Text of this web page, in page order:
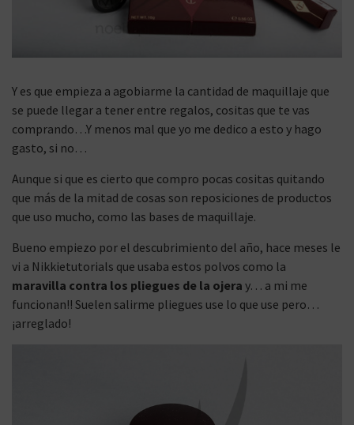
Y es que empieza a agobiarme la cantidad de maquillaje que
se puede llegar a tener entre regalos, cositas que te vas
comprando…Y menos mal que yo me dedico a esto y hago
gasto, si no…
Aunque si que es cierto que compro pocas cositas quitando
que más de la mitad de cosas son reposiciones de productos
que uso mucho, como las bases de maquillaje.
Bueno empiezo por el descubrimiento del año, hace meses le
vi a Nikkietutorials que usaba estos polvos como la
maravilla contra los pliegues de la ojera y… a mi me
funcionan!! Suelen salirme pliegues use lo que use pero…
¡arreglado!